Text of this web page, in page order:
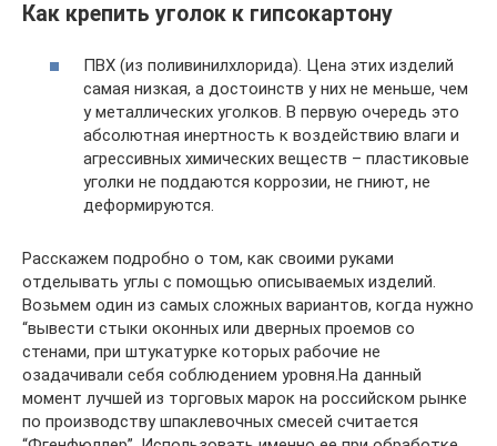
Как крепить уголок к гипсокартону
ПВХ (из поливинилхлорида). Цена этих изделий
самая низкая, а достоинств у них не меньше, чем
у металлических уголков. В первую очередь это
абсолютная инертность к воздействию влаги и
агрессивных химических веществ – пластиковые
уголки не поддаются коррозии, не гниют, не
деформируются.
Расскажем подробно о том, как своими руками
отделывать углы с помощью описываемых изделий.
Возьмем один из самых сложных вариантов, когда нужно
“вывести стыки оконных или дверных проемов со
стенами, при штукатурке которых рабочие не
озадачивали себя соблюдением уровня.На данный
момент лучшей из торговых марок на российском рынке
по производству шпаклевочных смесей считается